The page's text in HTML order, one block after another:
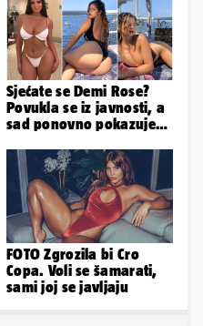
Sjećate se Demi Rose?
Povukla se iz javnosti, a
sad ponovno pokazuje
FOTO Zgrozila bi Cro
Copa. Voli se šamarati,
sami joj se javljaju